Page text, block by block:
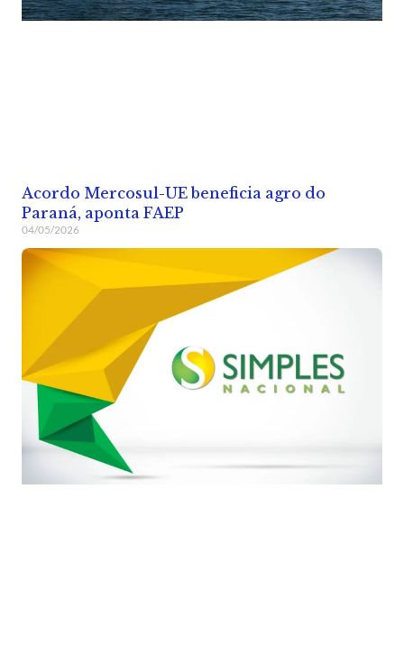
Acordo Mercosul-UE beneficia agro do
Paraná, aponta FAEP
04/05/2026